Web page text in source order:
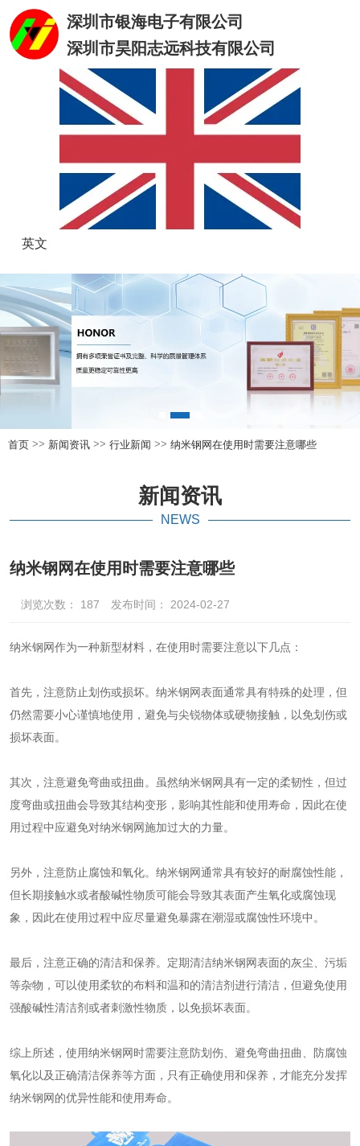
深圳市银海电子有限公司
深圳市昊阳志远科技有限公司
英文
首页 >> 新闻资讯 >> 行业新闻 >> 纳米钢网在使用时需要注意哪些
新闻资讯
NEWS
纳米钢网在使用时需要注意哪些
浏览次数： 187 发布时间： 2024-02-27
纳米钢网作为一种新型材料，在使用时需要注意以下几点：
首先，注意防止划伤或损坏。纳米钢网表面通常具有特殊的处理，但
仍然需要小心谨慎地使用，避免与尖锐物体或硬物接触，以免划伤或
损坏表面。
其次，注意避免弯曲或扭曲。虽然纳米钢网具有一定的柔韧性，但过
度弯曲或扭曲会导致其结构变形，影响其性能和使用寿命，因此在使
用过程中应避免对纳米钢网施加过大的力量。
另外，注意防止腐蚀和氧化。 纳米钢网通常具有较好的耐腐蚀性能，
但长期接触水或者酸碱性物质可能会导致其表面产生氧化或腐蚀现
象，因此在使用过程中应尽量避免暴露在潮湿或腐蚀性环境中。
最后，注意正确的清洁和保养。定期清洁纳米钢网表面的灰尘、污垢
等杂物，可以使用柔软的布料和温和的清洁剂进行清洁，但避免使用
强酸碱性清洁剂或者刺激性物质，以免损坏表面。
综上所述，使用纳米钢网时需要注意防划伤、避免弯曲扭曲、防腐蚀
氧化以及正确清洁保养等方面，只有正确使用和保养，才能充分发挥
纳米钢网的优异性能和使用寿命。